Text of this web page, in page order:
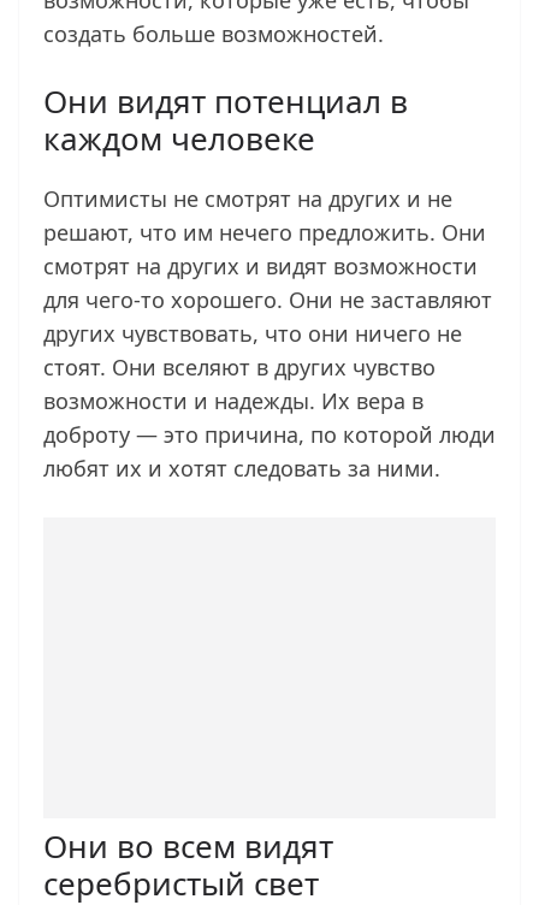
создать больше возможностей.
Они видят потенциал в
каждом человеке
Оптимисты не смотрят на других и не
решают, что им нечего предложить. Они
смотрят на других и видят возможности
для чего-то хорошего. Они не заставляют
других чувствовать, что они ничего не
стоят. Они вселяют в других чувство
возможности и надежды. Их вера в
доброту — это причина, по которой люди
любят их и хотят следовать за ними.
Они во всем видят
серебристый свет